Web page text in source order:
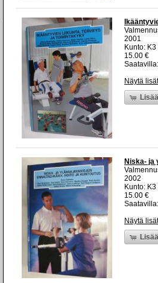
2001
Kunto:
15.00 €
Näytä
Niska- ja
2002
Kunto:
15.00 €
Näytä